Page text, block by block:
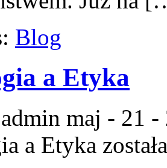
Blog
a Etyka
maj - 21 -
a Etyka